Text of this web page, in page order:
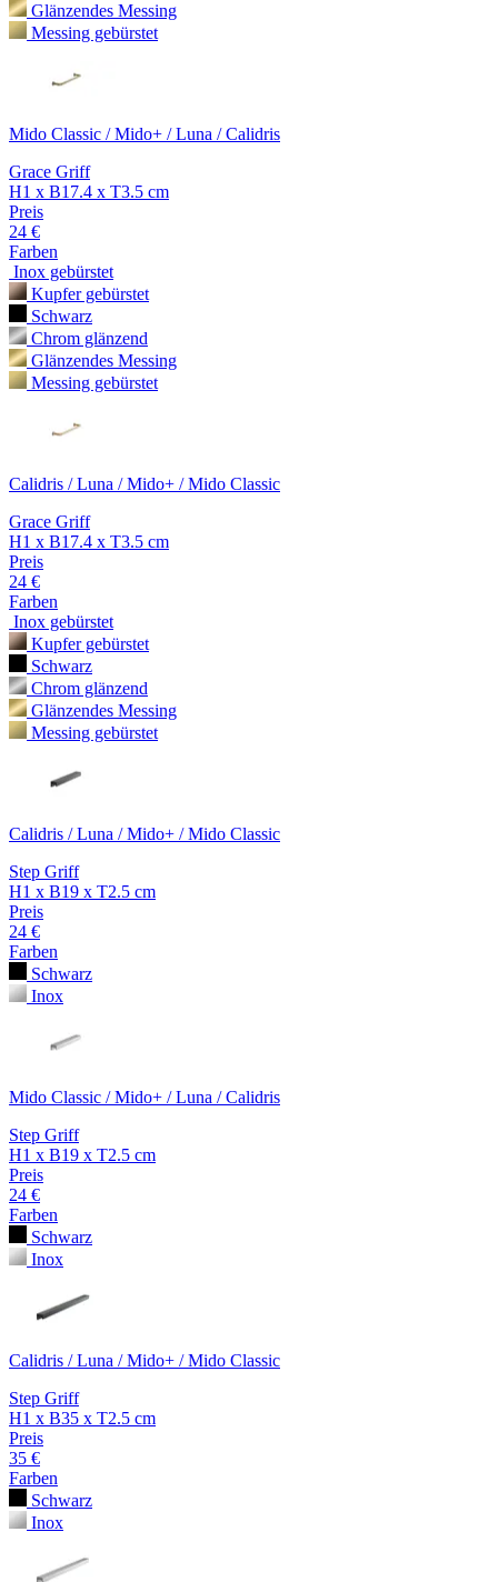
Glänzendes Messing
Messing gebürstet
Mido Classic / Mido+ / Luna / Calidris
Grace Griff
H1 x B17.4 x T3.5 cm
Preis
24 €
Farben
Inox gebürstet
Kupfer gebürstet
Schwarz
Chrom glänzend
Glänzendes Messing
Messing gebürstet
Calidris / Luna / Mido+ / Mido Classic
Grace Griff
H1 x B17.4 x T3.5 cm
Preis
24 €
Farben
Inox gebürstet
Kupfer gebürstet
Schwarz
Chrom glänzend
Glänzendes Messing
Messing gebürstet
Calidris / Luna / Mido+ / Mido Classic
Step Griff
H1 x B19 x T2.5 cm
Preis
24 €
Farben
Schwarz
Inox
Mido Classic / Mido+ / Luna / Calidris
Step Griff
H1 x B19 x T2.5 cm
Preis
24 €
Farben
Schwarz
Inox
Calidris / Luna / Mido+ / Mido Classic
Step Griff
H1 x B35 x T2.5 cm
Preis
35 €
Farben
Schwarz
Inox